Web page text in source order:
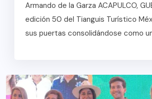
Armando de la Garza ACAPULCO,
edición 50 del Tianguis Turístico
sus puertas consolidándose como